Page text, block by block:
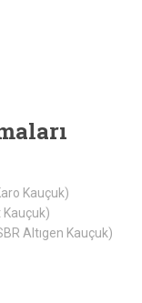
Kauçuk)
Kauçuk)
Altıgen Kauçuk)